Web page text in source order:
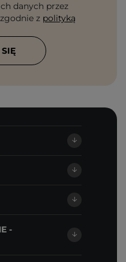
danych przez
z polityką
-